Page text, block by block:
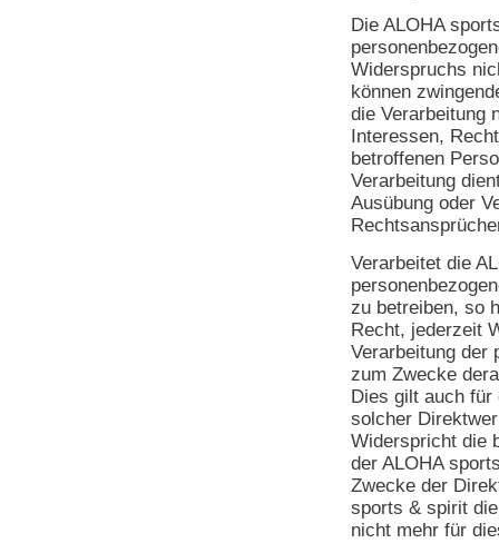
Die ALOHA
Widerspruchs
können
die Verarbeitung
Interessen,
betroffenen
Verarbeitung
Ausübung oder
Verarbeitet die
zu betreiben, so
Recht, jederzeit
Verarbeitung der
zum Zwecke
Dies gilt auch
solcher
Widerspricht die
der ALOHA
Zwecke der
sports & spirit
nicht mehr für